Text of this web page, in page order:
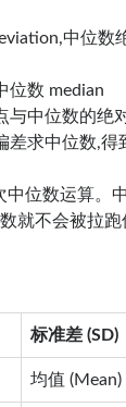
中位数
位数 median
与中位数的绝
差求中位数,得
位数运算。
就不会被拉
标准差 (SD)
均值 (Mean)